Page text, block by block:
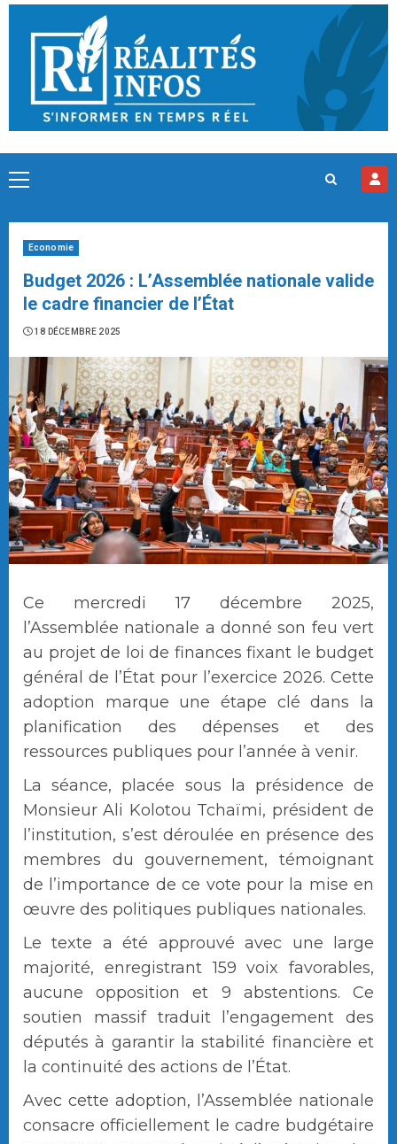
Skip
content
Primary
Economie
Budget 2026 : L’Assemblée nationale valide
le cadre financier de l’État
18 DÉCEMBRE 2025
Ce mercredi 17 décembre 2025,
l’Assemblée nationale a donné son feu vert
au projet de loi de finances fixant le budget
général de l’État pour l’exercice 2026. Cette
adoption marque une étape clé dans la
planification des dépenses et des
ressources publiques pour l’année à venir.
La séance, placée sous la présidence de
Monsieur Ali Kolotou Tchaïmi, président de
l’institution, s’est déroulée en présence des
membres du gouvernement, témoignant
de l’importance de ce vote pour la mise en
œuvre des politiques publiques nationales.
Le texte a été approuvé avec une large
majorité, enregistrant 159 voix favorables,
aucune opposition et 9 abstentions. Ce
soutien massif traduit l’engagement des
députés à garantir la stabilité financière et
la continuité des actions de l’État.
Avec cette adoption, l’Assemblée nationale
consacre officiellement le cadre budgétaire